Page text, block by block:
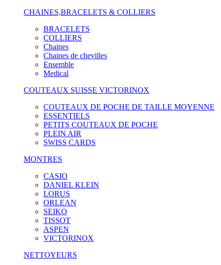
CHAINES,BRACELETS & COLLIERS
BRACELETS
COLLIERS
Chaines
Chaines de chevilles
Ensemble
Medical
COUTEAUX SUISSE VICTORINOX
COUTEAUX DE POCHE DE TAILLE MOYENNE
ESSENTIELS
PETITS COUTEAUX DE POCHE
PLEIN AIR
SWISS CARDS
MONTRES
CASIO
DANIEL KLEIN
LORUS
ORLEAN
SEIKO
TISSOT
ASPEN
VICTORINOX
NETTOYEURS